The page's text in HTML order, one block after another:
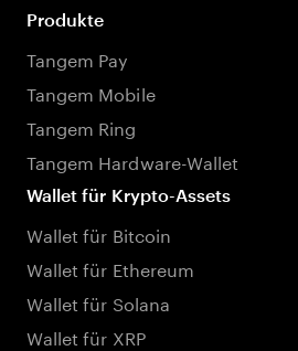
Produkte
Tangem Pay
Tangem Mobile
Tangem Ring
Tangem Hardware-Wallet
Wallet für Krypto-Assets
Wallet für Bitcoin
Wallet für Ethereum
Wallet für Solana
Wallet für XRP